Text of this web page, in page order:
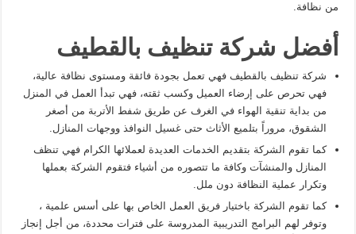
من نظافة.
أفضل شركة تنظيف بالقطيف
شركة تنظيف بالقطيف فهي تعمل بجودة فائقة ومستوى نظافة عالية،
فهي تحرص على إرضاء العميل وكسب ثقته، فهي تبدأ العمل في المنزل
من بداية تنقية الهواء في الغرف عن طريق شفط الأتربة من أصغر
الشقوق، مروراً بتلميع الأثاث حتى غسيل النوافذ ووجهات المنازل.
كما تقوم الشركة بتقديم الخدمات العديدة لعملائها الكرام فهي تنظف
المنازل والمنشآت وكافة ما تتصوره من أشياء فتقوم الشركة بعملها
وتكرار عملية النظافة دون ملل.
كما تقوم الشركة باختيار فريق العمل الخاص بها على أسس علمية ،
وتوفر لهم البرامج التدريبية المدروسة على فترات محددة، من أجل إنجاز